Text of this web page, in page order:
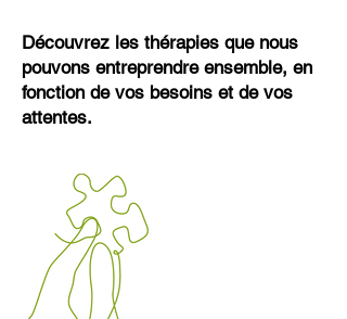
Découvrez les thérapies que nous
pouvons entreprendre ensemble, en
fonction de vos besoins et de vos
attentes.